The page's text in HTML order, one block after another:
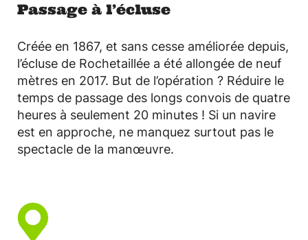
Passage à l’écluse
Créée en 1867, et sans cesse améliorée depuis,
l’écluse de Rochetaillée a été allongée de neuf
mètres en 2017. But de l’opération ? Réduire le
temps de passage des longs convois de quatre
heures à seulement 20 minutes ! Si un navire
est en approche, ne manquez surtout pas le
spectacle de la manœuvre.